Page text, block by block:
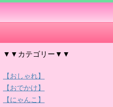
▼▼カテゴリー▼▼
【おしゃれ】
【おでかけ】
【にゃんこ】